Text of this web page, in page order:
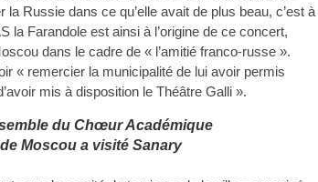
la Russie dans ce qu’elle avait de plus beau, c’est à
la Farandole est ainsi à l’origine de ce concert,
dans le cadre de « l’amitié franco-russe ».
« remercier la municipalité de lui avoir permis
mis à disposition le Théâtre Galli ».
du Chœur Académique
de Moscou a visité Sanary